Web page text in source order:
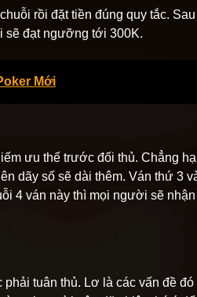
rồi đặt tiền đúng quy tắc.
sẽ đạt ngưỡng tới 300K.
Mới
ưu thế trước đối thủ. Chẳng
dãy số sẽ dài thêm. Ván thứ 3
4 ván này thì mọi người sẽ
tuân thủ. Lơ là các vấn đề đó